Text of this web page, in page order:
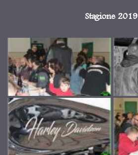
Stagione 2019